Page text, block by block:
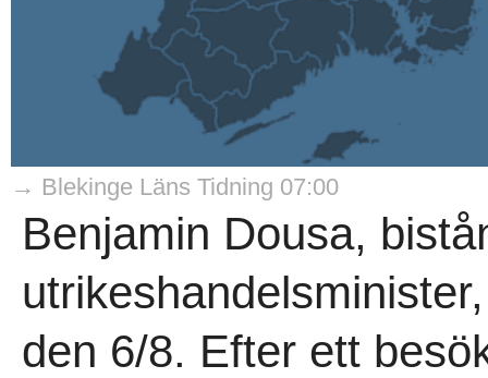
→ Blekinge Läns Tidning 07:00
Benjamin Dousa,
den 6/8. Efter ett